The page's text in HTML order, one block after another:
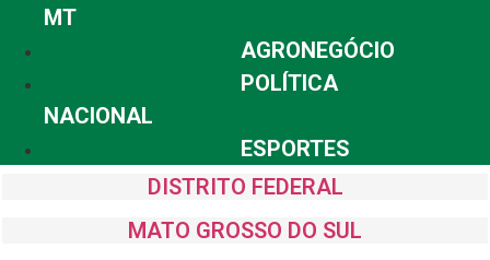
MT
AGRONEGÓCIO
POLÍTICA
NACIONAL
ESPORTES
DISTRITO FEDERAL
MATO GROSSO DO SUL